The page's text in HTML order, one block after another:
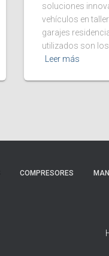
soluciones
vehículos en
garajes
utilizados son
Leer más
COMPRESORES